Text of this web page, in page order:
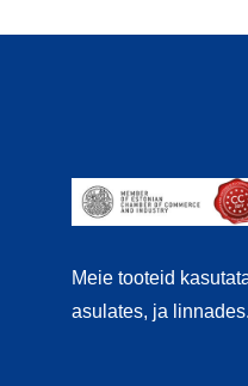
Meie tooteid
asulates, ja linnades.